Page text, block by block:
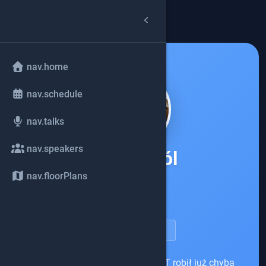
nav.home
nav.schedule
nav.talks
nav.speakers
nav.floorPlans
Adam Król
Adam Król to człowiek, który w IT robił już chyba